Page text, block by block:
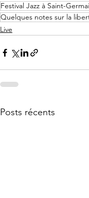
Festival Jazz à Saint-
Quelques notes sur la
Live
Posts récents